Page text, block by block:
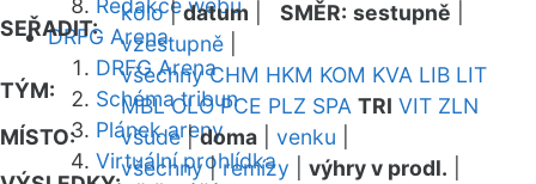
Redakce webu
DRFG Arena
DRFG Arena
Schéma tribun
Plánek areny
Virtuální prohlídka
SEŘADIT:
kolo|datum SMĚR: sestupně
vzestupně
TÝM:
všechny CHM HKM KOM KVA LIB LIT
MBL OLO PCE PLZ SPA TRI VIT ZLN
MÍSTO:
všude|doma venku
všechny|remízy výhry v prodl.